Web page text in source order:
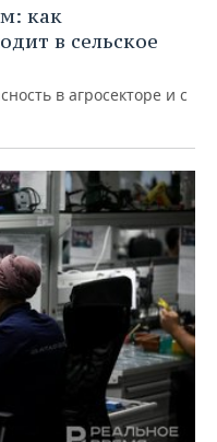
как
в сельское
в агросекторе и с